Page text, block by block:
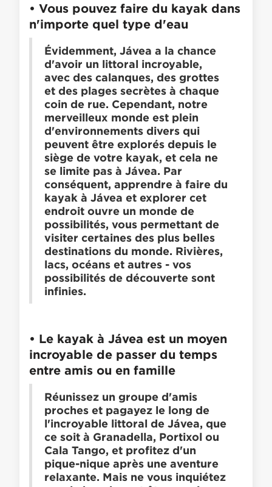
• Vous pouvez faire du kayak dans
n'importe quel type d'eau
Évidemment, Jávea a la chance
d'avoir un littoral incroyable,
avec des calanques, des grottes
et des plages secrètes à chaque
coin de rue. Cependant, notre
merveilleux monde est plein
d'environnements divers qui
peuvent être explorés depuis le
siège de votre kayak, et cela ne
se limite pas à Jávea. Par
conséquent, apprendre à faire du
kayak à Jávea et explorer cet
endroit ouvre un monde de
possibilités, vous permettant de
visiter certaines des plus belles
destinations du monde. Rivières,
lacs, océans et autres - vos
possibilités de découverte sont
infinies.
• Le kayak à Jávea est un moyen
incroyable de passer du temps
entre amis ou en famille
Réunissez un groupe d'amis
proches et pagayez le long de
l'incroyable littoral de Jávea, que
ce soit à Granadella, Portixol ou
Cala Tango, et profitez d'un
pique-nique après une aventure
relaxante. Mais ne vous inquiétez